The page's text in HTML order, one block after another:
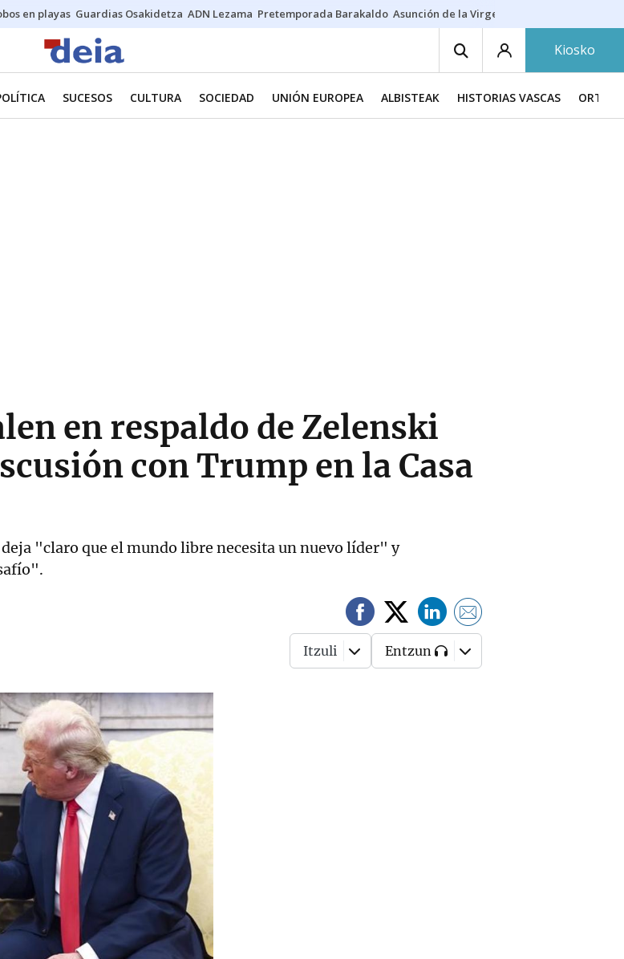
en playas Guardias Osakidetza ADN Lezama Pretemporada Barakaldo Asunción de la Virgen
Kiosko
SUCESOS CULTURA SOCIEDAD UNIÓN EUROPEA ALBISTEAK HISTORIAS VASCAS
en respaldo de Zelenski
con Trump en la Casa
"claro que el mundo libre necesita un nuevo líder" y
Itzuli Entzun